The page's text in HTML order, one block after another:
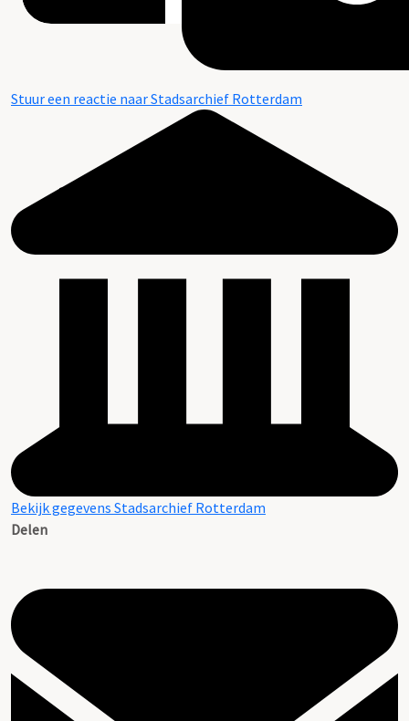
Stuur een reactie naar Stadsarchief Rotterdam
Bekijk gegevens Stadsarchief Rotterdam
Delen